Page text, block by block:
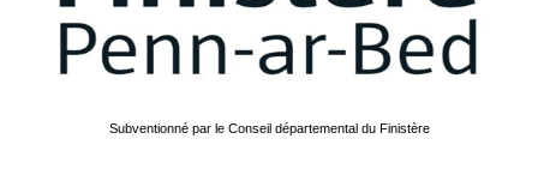
Subventionné par le Conseil départemental du Finistère